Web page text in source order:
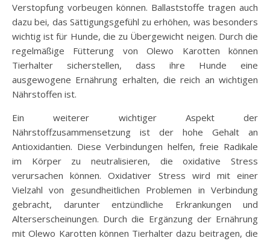
Verstopfung vorbeugen können. Ballaststoffe tragen auch
dazu bei, das Sättigungsgefühl zu erhöhen, was besonders
wichtig ist für Hunde, die zu Übergewicht neigen. Durch die
regelmäßige Fütterung von Olewo Karotten können
Tierhalter sicherstellen, dass ihre Hunde eine
ausgewogene Ernährung erhalten, die reich an wichtigen
Nährstoffen ist.
Ein weiterer wichtiger Aspekt der
Nährstoffzusammensetzung ist der hohe Gehalt an
Antioxidantien. Diese Verbindungen helfen, freie Radikale
im Körper zu neutralisieren, die oxidative Stress
verursachen können. Oxidativer Stress wird mit einer
Vielzahl von gesundheitlichen Problemen in Verbindung
gebracht, darunter entzündliche Erkrankungen und
Alterserscheinungen. Durch die Ergänzung der Ernährung
mit Olewo Karotten können Tierhalter dazu beitragen, die